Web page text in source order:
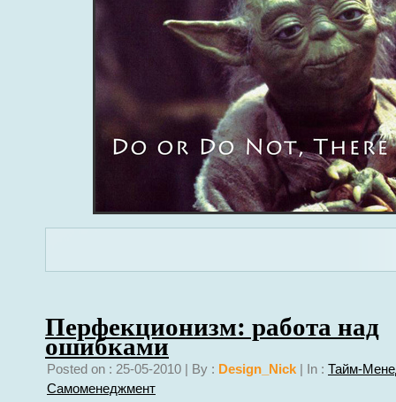
Перфекционизм: работа над
ошибками
Posted on : 25-05-2010 | By : Design_Nick | In : Тайм-
Самоменеджмент